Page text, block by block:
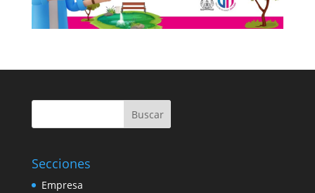
Buscar
Secciones
Empresa